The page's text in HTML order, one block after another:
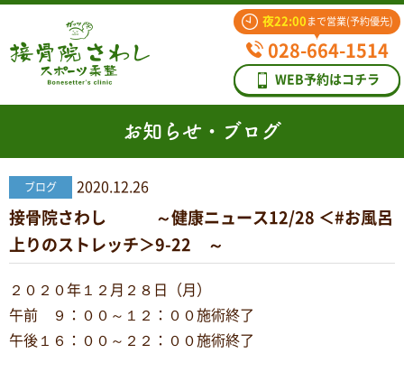
夜22:00 まで営業(予約優先)
028-664-1514
WEB予約はコチラ
お知らせ・ブログ
ブログ 2020.12.26
接骨院さわし ～健康ニュース12/28 ＜#お風呂
上りのストレッチ＞9-22 ～
２０２０年１２月２８日（月）
午前 ９：００～１２：００施術終了
午後１６：００～２２：００施術終了